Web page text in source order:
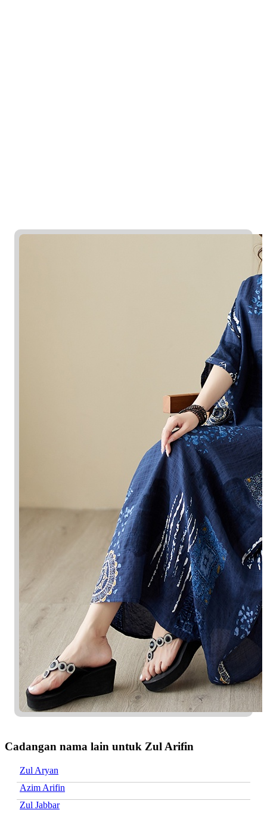
Cadangan nama lain untuk Zul Arifin
Zul Aryan
Azim Arifin
Zul Jabbar